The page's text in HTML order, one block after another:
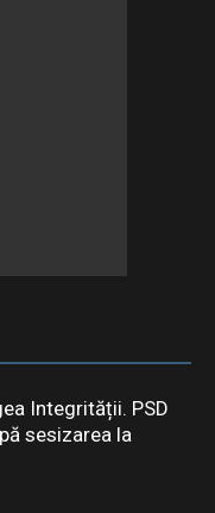
Integrității. PSD
sesizarea la